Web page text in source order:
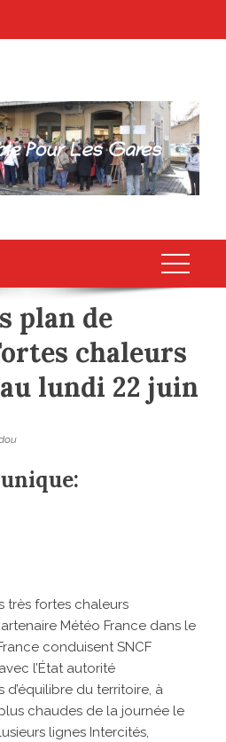
GARES
plan de
chaleurs
lundi 22 juin
très fortes chaleurs
Météo France dans le
conduisent SNCF
l’État autorité
d’équilibre du territoire, à
chaudes de la journée le
lignes Intercités,